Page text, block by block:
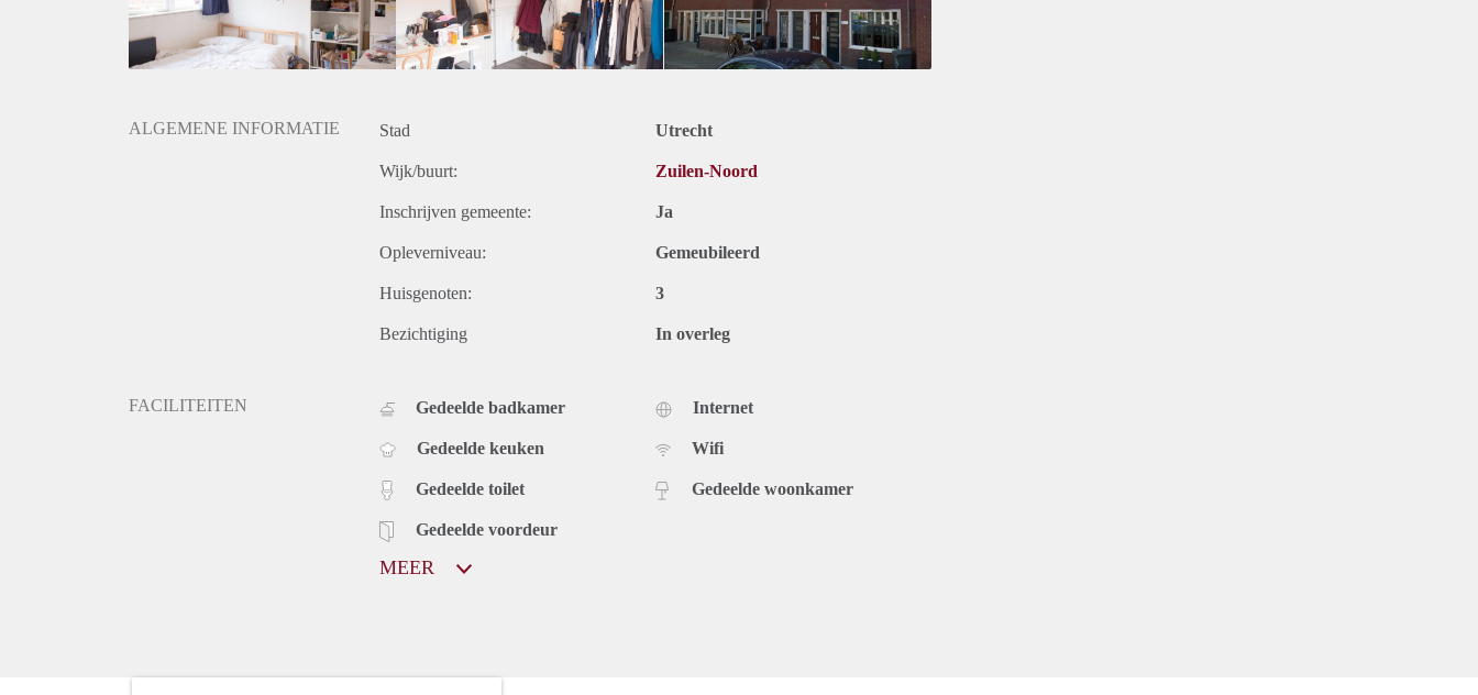
ALGEMENE INFORMATIE Stad Utrecht
Wijk/buurt: Zuilen-Noord
Inschrijven gemeente: Ja
Opleverniveau: Gemeubileerd
Huisgenoten: 3
Bezichtiging In overleg
FACILITEITEN Gedeelde badkamer
Gedeelde keuken
Gedeelde toilet
Gedeelde voordeur
Internet
Wifi
Gedeelde woonkamer
MEER